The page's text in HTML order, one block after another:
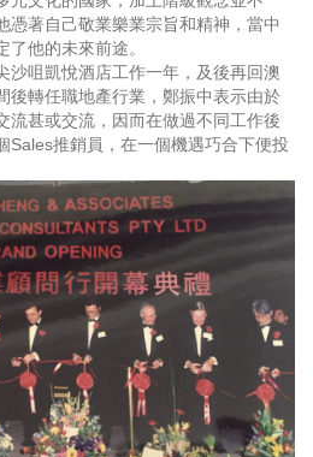
憑著自己敬業樂業宗旨和精神，當中
他的未來前途。
沙咀凱悅酒店工作一年，及後再回澳
後轉任職地產行業，鄭振中表示由於
流甚或交流，因而在做過不同工作後
Sales推銷員，在一個機遇巧合下便投